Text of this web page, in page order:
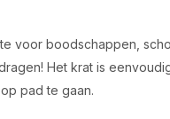
voor boodschappen,
Het krat is
pad te gaan.